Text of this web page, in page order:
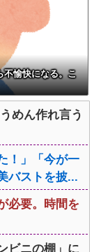
不愉快になる。こ
めん作れ言う
！」「今が一
バストを披...
必要。時間を
ビニの棚」に